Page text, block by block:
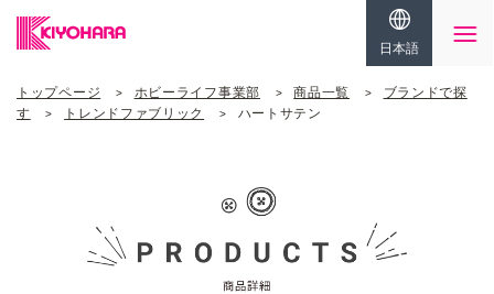
日本語
トップページ ホビーライフ事業部 商品一覧
ブランドで探
す
トレンドファブリック ハートサテン